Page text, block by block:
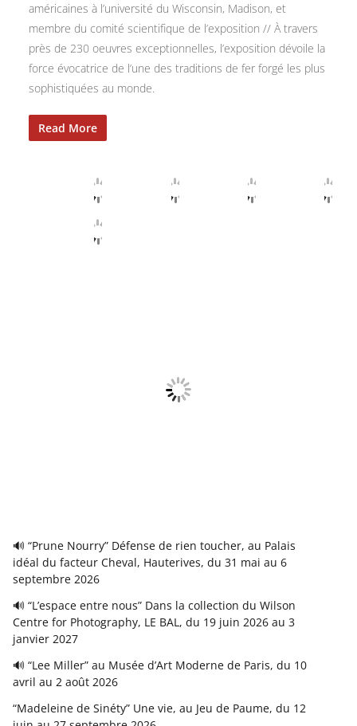
américaines à l’université du Wisconsin, Madison, et
membre du comité scientifique de l’exposition // À travers
près de 230 oeuvres exceptionnelles, l’exposition dévoile la
force évocatrice de l’une des traditions de fer forgé les plus
sophistiquées au monde.
Read More
🔊 “Prune Nourry” Défense de rien toucher, au Palais
idéal du facteur Cheval, Hauterives, du 31 mai au 6
septembre 2026
🔊 “L’espace entre nous” Dans la collection du Wilson
Centre for Photography, LE BAL, du 19 juin 2026 au 3
janvier 2027
🔊 “Lee Miller” au Musée d’Art Moderne de Paris, du 10
avril au 2 août 2026
“Madeleine de Sinéty” Une vie, au Jeu de Paume, du 12